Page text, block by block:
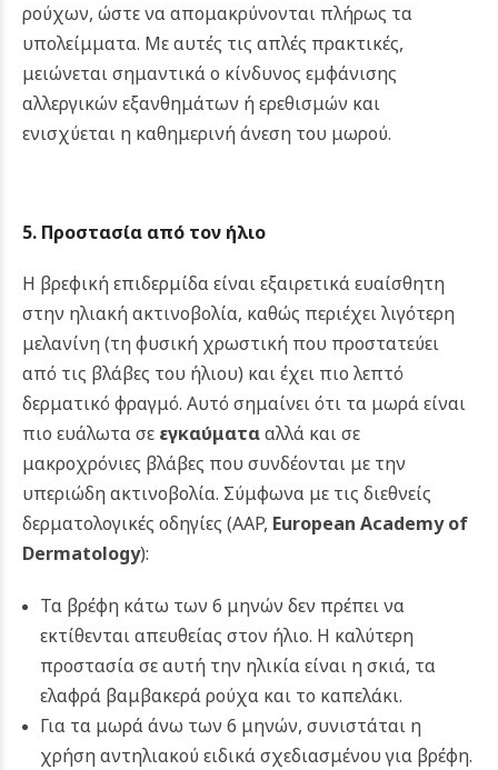
ρούχων, ώστε να απομακρύνονται πλήρως τα
υπολείμματα. Με αυτές τις απλές πρακτικές,
μειώνεται σημαντικά ο κίνδυνος εμφάνισης
αλλεργικών εξανθημάτων ή ερεθισμών και
ενισχύεται η καθημερινή άνεση του μωρού.
5. Προστασία από τον ήλιο
Η βρεφική επιδερμίδα είναι εξαιρετικά ευαίσθητη
στην ηλιακή ακτινοβολία, καθώς περιέχει λιγότερη
μελανίνη (τη φυσική χρωστική που προστατεύει
από τις βλάβες του ήλιου) και έχει πιο λεπτό
δερματικό φραγμό. Αυτό σημαίνει ότι τα μωρά είναι
πιο ευάλωτα σε εγκαύματααλλά και σε
μακροχρόνιες βλάβες που συνδέονται με την
υπεριώδη ακτινοβολία. Σύμφωνα με τις διεθνείς
δερματολογικές οδηγίες (AAP, European Academy of
Dermatology):
Τα βρέφη κάτω των 6 μηνών δεν πρέπει να
εκτίθενται απευθείας στον ήλιο. Η καλύτερη
προστασία σε αυτή την ηλικία είναι η σκιά, τα
ελαφρά βαμβακερά ρούχα και το καπελάκι.
Για τα μωρά άνω των 6 μηνών, συνιστάται η
χρήση αντηλιακού ειδικά σχεδιασμένου για βρέφη.